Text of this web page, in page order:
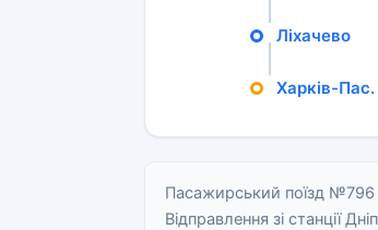
Ліхачево
Харків-Пас.
Пасажирський поїзд
Відправлення зі станції